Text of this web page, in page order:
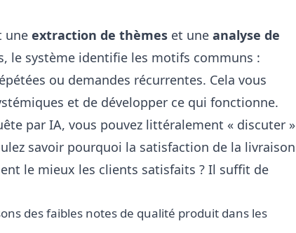
une extraction de thèmes et une analyse de
le système identifie les motifs communs :
ou demandes récurrentes. Cela vous
et de développer ce qui fonctionne.
par IA, vous pouvez littéralement « discuter »
savoir pourquoi la satisfaction de la livraison
le mieux les clients satisfaits ? Il suffit de
des faibles notes de qualité produit dans les